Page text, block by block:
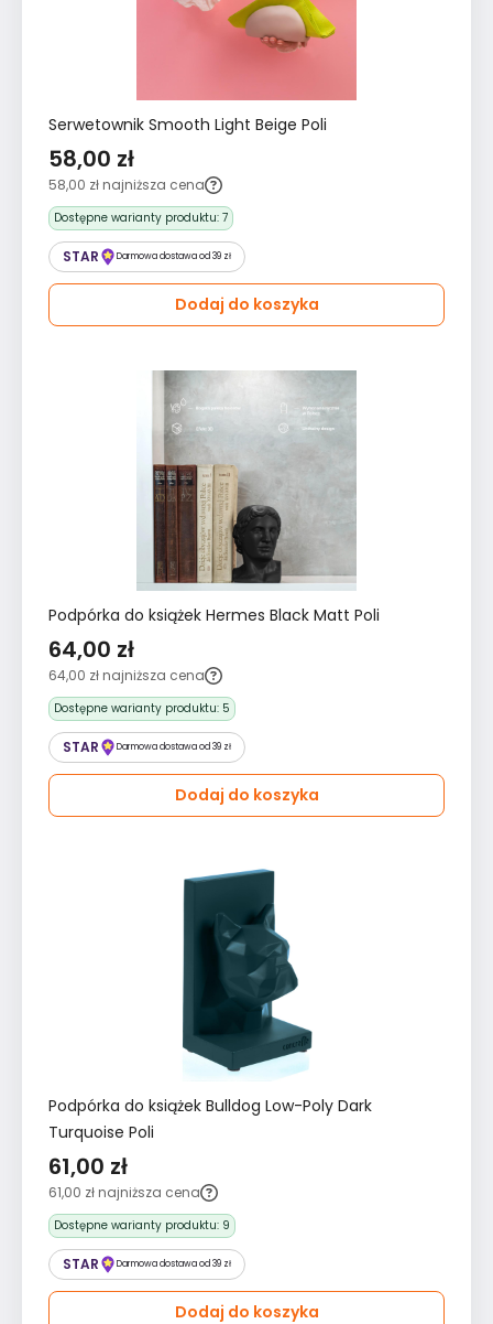
Serwetownik Smooth Light Beige Poli
58,00 zł
58,00 zł najniższa cena
Dostępne warianty produktu: 7
STAR Darmowa dostawa od 39 zł
Dodaj do koszyka
Podpórka do książek Hermes Black Matt Poli
64,00 zł
64,00 zł najniższa cena
Dostępne warianty produktu: 5
STAR Darmowa dostawa od 39 zł
Dodaj do koszyka
Podpórka do książek Bulldog Low-Poly Dark
Turquoise Poli
61,00 zł
61,00 zł najniższa cena
Dostępne warianty produktu: 9
STAR Darmowa dostawa od 39 zł
Dodaj do koszyka